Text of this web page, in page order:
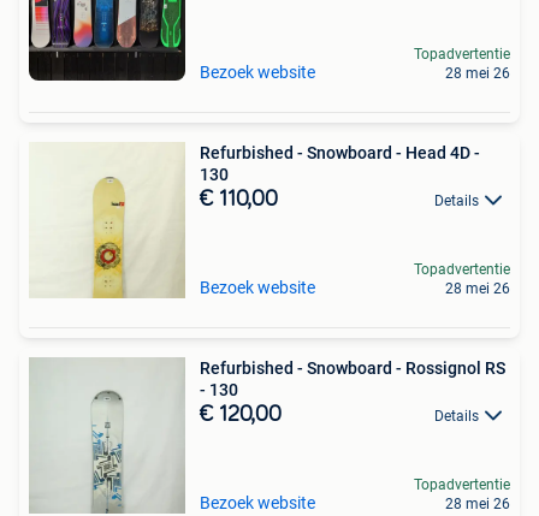
Bezoek website
Topadvertentie
28 mei 26
Refurbished - Snowboard - Head 4D -
130
€ 110,00 Details
Bezoek website
Topadvertentie
28 mei 26
Refurbished - Snowboard - Rossignol RS
- 130
€ 120,00 Details
Bezoek website
Topadvertentie
28 mei 26